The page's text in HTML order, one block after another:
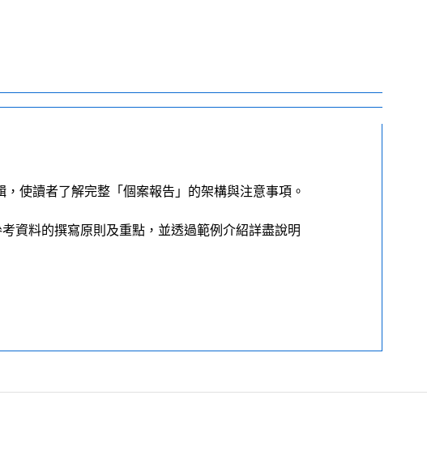
使讀者了解完整「個案報告」的架構與注意事項。
資料的撰寫原則及重點，並透過範例介紹詳盡說明